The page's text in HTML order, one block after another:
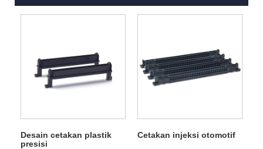
Desain cetakan plastik
presisi
Cetakan injeksi otomotif